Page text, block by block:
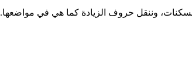
وننقل حروف الزيادة كما هي في مواضعها.